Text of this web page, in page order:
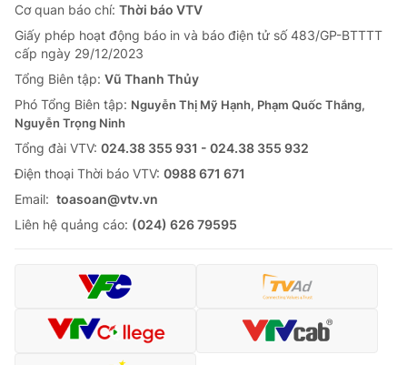
Cơ quan báo chí: Thời báo VTV
Giấy phép hoạt động báo in và báo điện tử số 483/GP-BTTTT
cấp ngày 29/12/2023
Tổng Biên tập: Vũ Thanh Thủy
Phó Tổng Biên tập: Nguyễn Thị Mỹ Hạnh, Phạm Quốc Thắng,
Nguyễn Trọng Ninh
Tổng đài VTV: 024.38 355 931 - 024.38 355 932
Ðiện thoại Thời báo VTV: 0988 671 671
Email: toasoan@vtv.vn
Liên hệ quảng cáo: (024) 626 79595